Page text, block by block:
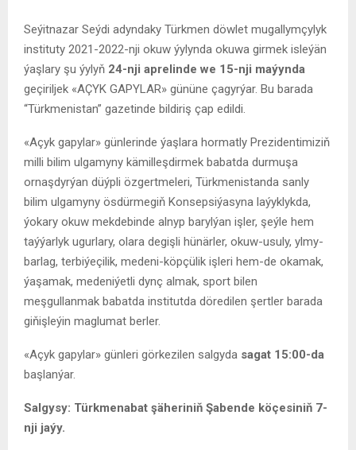
Seýitnazar Seýdi adyndaky Türkmen döwlet mugallymçylyk
instituty 2021-2022-nji okuw ýylynda okuwa girmek isleýän
ýaşlary şu ýylyň 24-nji aprelinde we 15-nji maýynda
geçiriljek «AÇYK GAPYLAR» gününe çagyrýar. Bu barada
“Türkmenistan” gazetinde bildiriş çap edildi.
«Açyk gapylar» günlerinde ýaşlara hormatly Prezidentimiziň
milli bilim ulgamyny kämilleşdirmek babatda durmuşa
ornaşdyrýan düýpli özgertmeleri, Türkmenistanda sanly
bilim ulgamyny ösdürmegiň Konsepsiýasyna laýyklykda,
ýokary okuw mekdebinde alnyp barylýan işler, şeýle hem
taýýarlyk ugurlary, olara degişli hünärler, okuw-usuly, ylmy-
barlag, terbiýeçilik, medeni-köpçülik işleri hem-de okamak,
ýaşamak, medeniýetli dynç almak, sport bilen
meşgullanmak babatda institutda döredilen şertler barada
giňişleýin maglumat berler.
«Açyk gapylar» günleri görkezilen salgyda sagat 15:00-da
başlanýar.
Salgysy: Türkmenabat şäheriniň Şabende köçesiniň 7-
nji jaýy.